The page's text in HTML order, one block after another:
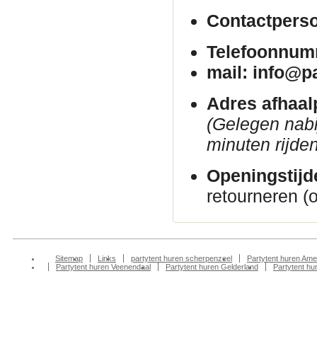
mail:
Adres
(Gelegen
minuten
retourneren
Sitemap Links partytent huren scherpenzeel
Partytent huren
Partytent huren Veenendaal
Partytent huren Gelderland Partytent